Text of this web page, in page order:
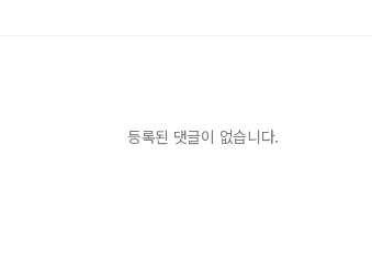
등록된 댓글이 없습니다.